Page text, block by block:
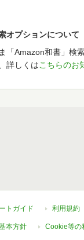
オプションについて
「Amazon和書」検
詳しくはこちらのお
トガイド 利用規約
本方針 Cookie等の